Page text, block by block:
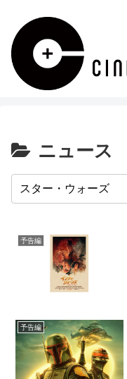
ニュース
予告編
予告編